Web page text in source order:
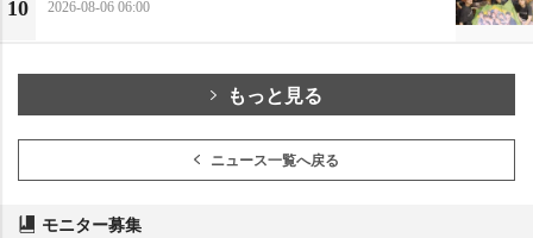
10 2026-08-06 06:00
もっと見る
ニュース一覧へ戻る
モニター募集